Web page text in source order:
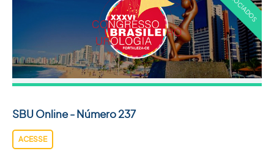
EDUCAÇÃO CONTINUADA
ACADEMIA SBU
SBU Online - Número 237
ACESSE